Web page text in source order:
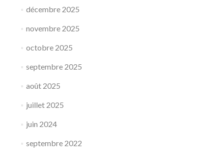
décembre 2025
novembre 2025
octobre 2025
septembre 2025
août 2025
juillet 2025
juin 2024
septembre 2022